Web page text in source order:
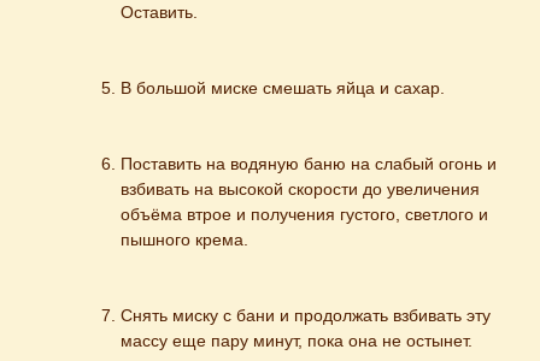
Оставить.
В большой миске смешать яйца и сахар.
Поставить на водяную баню на слабый огонь и
взбивать на высокой скорости до увеличения
объёма втрое и получения густого, светлого и
пышного крема.
Снять миску с бани и продолжать взбивать эту
массу еще пару минут, пока она не остынет.